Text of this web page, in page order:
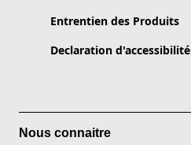
Entrentien des Produits
Declaration d'accessibilité
Nous connaitre